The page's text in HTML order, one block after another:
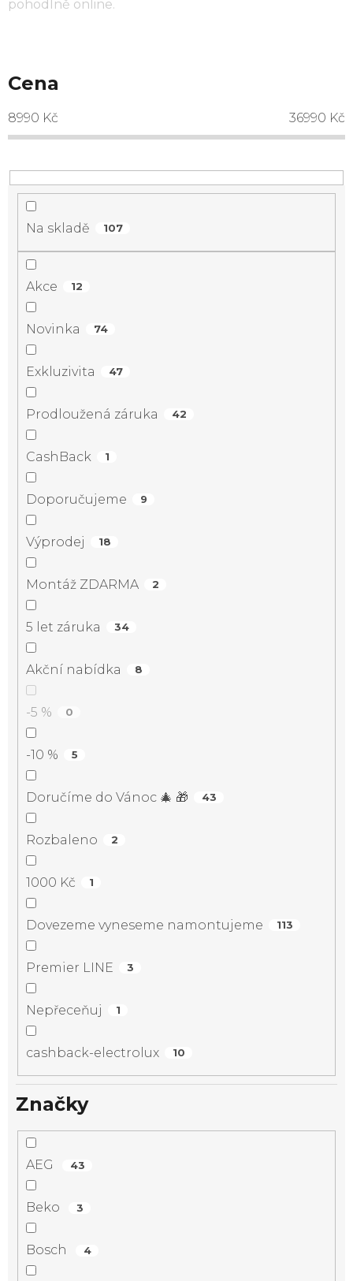
pohodlně online.
Cena
8990 Kč 36990 Kč
Na skladě 107
Akce 12
Novinka 74
Exkluzivita 47
Prodloužená záruka 42
CashBack 1
Doporučujeme 9
Výprodej 18
Montáž ZDARMA 2
5 let záruka 34
Akční nabídka 8
-5 % 0
-10 % 5
Doručíme do Vánoc 🎄 🎁 43
Rozbaleno 2
1000 Kč 1
Dovezeme vyneseme namontujeme 113
Premier LINE 3
Nepřeceňuj 1
cashback-electrolux 10
Značky
AEG 43
Beko 3
Bosch 4